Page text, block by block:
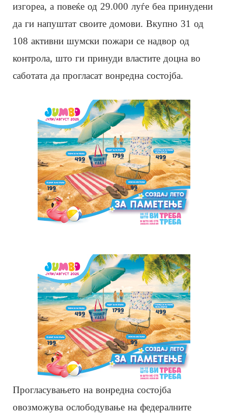
изгореа, а повеќе од 29.000 луѓе беа принудени
да ги напуштат своите домови. Вкупно 31 од
108 активни шумски пожари се надвор од
контрола, што ги принуди властите доцна во
саботата да прогласат вонредна состојба.
Прогласувањето на вонредна состојба
овозможува ослободување на федералните